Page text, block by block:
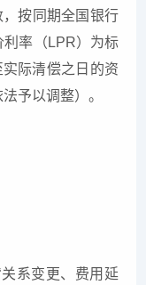
按同期全国银行
利率（LPR）为标
际清偿之日的资
予以调整）。
系变更、费用延